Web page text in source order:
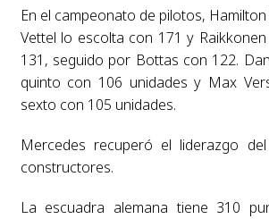
En el campeonato de pilotos,
Vettel lo escolta con 171 y
131, seguido por Bottas con 122.
quinto con 106 unidades y Max
sexto con 105 unidades.
Mercedes recuperó el liderazgo
constructores.
La escuadra alemana tiene 310